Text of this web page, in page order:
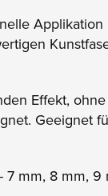
Effekt,
Geeignet
8 mm, 9